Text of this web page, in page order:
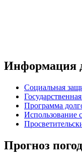
Информация
Социальная
Программа
Прогноз